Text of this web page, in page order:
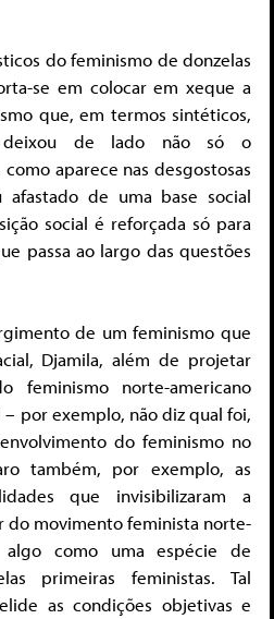
do feminismo de donzelas
se em colocar em xeque a
que, em termos sintéticos,
deixou de lado não só o
aparece nas desgostosas
afastado de uma base social
social é reforçada só para
passa ao largo das questões
de um feminismo que
Djamila, além de projetar
feminismo norte-americano
por exemplo, não diz qual foi,
do feminismo no
também, por exemplo, as
que invisibilizaram a
do movimento feminista norte-
como uma espécie de
primeiras feministas. Tal
as condições objetivas e